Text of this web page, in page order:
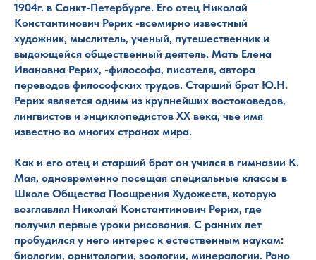
1904г. в Санкт-Петербурге. Его отец Николай
Константинович Рерих -всемирно известный
художник, мыслитель, ученый, путешественник и
выдающейся общественный деятель. Мать Елена
Ивановна Рерих, -философа, писателя, автора
переводов философских трудов. Старший брат Ю.Н.
Рерих является одним из крупнейших востоковедов,
лингвистов и энциклопедистов ХХ века, чье имя
известно во многих странах мира.
Как и его отец и старший брат он учился в гимназии К.
Мая, одновременно посещая специальные классы в
Школе Общества Поощрения Художеств, которую
возглавлял Николай Константинович Рерих, где
получил первые уроки рисования. С ранних лет
пробудился у него интерес к естественным наукам:
биологии, орнитологии, зоологии, минералогии. Рано